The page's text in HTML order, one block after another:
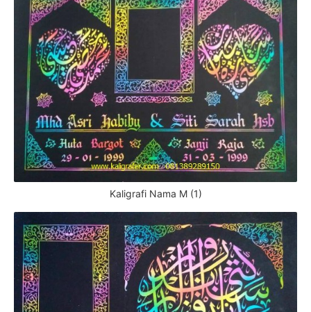
Kaligrafi Nama M (1)